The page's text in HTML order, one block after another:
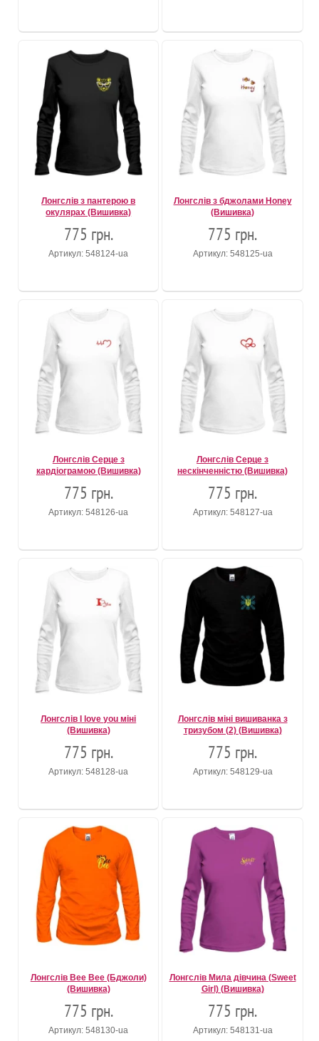
Лонгслів з пантерою в
окулярах (Вишивка)
775 грн.
Артикул: 548124-ua
Лонгслів з бджолами Honey
(Вишивка)
775 грн.
Артикул: 548125-ua
Лонгслів Серце з
кардіограмою (Вишивка)
775 грн.
Артикул: 548126-ua
Лонгслів Серце з
нескінченністю (Вишивка)
775 грн.
Артикул: 548127-ua
Лонгслів I love you міні
(Вишивка)
775 грн.
Артикул: 548128-ua
Лонгслів міні вишиванка з
тризубом (2) (Вишивка)
775 грн.
Артикул: 548129-ua
Лонгслів Bee Bee (Бджоли)
(Вишивка)
775 грн.
Артикул: 548130-ua
Лонгслів Мила дівчина (Sweet
Girl) (Вишивка)
775 грн.
Артикул: 548131-ua